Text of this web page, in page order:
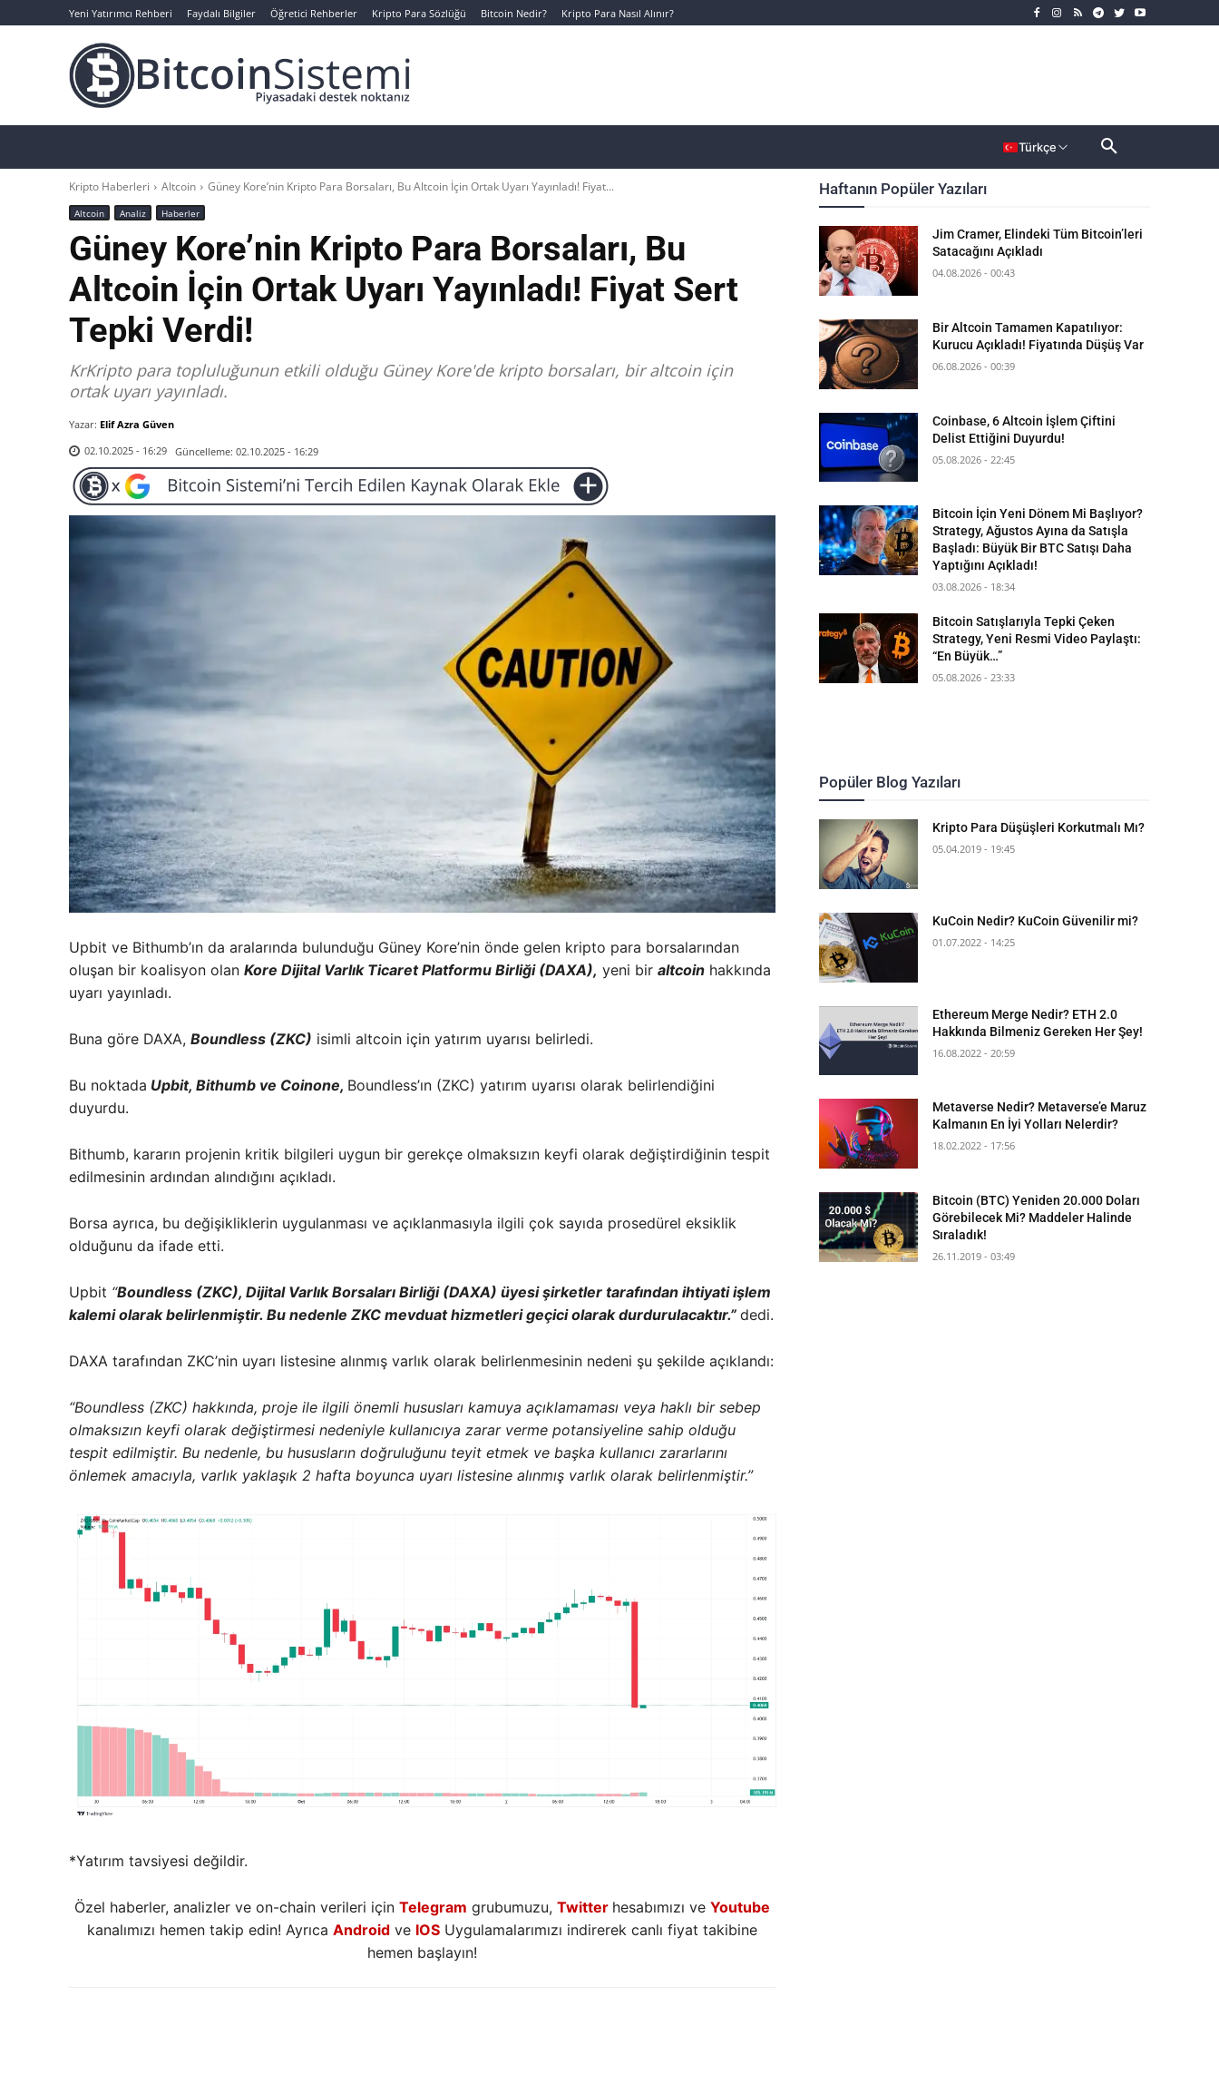
Yeni Yatırımcı Rehberi Faydalı Bilgiler Öğretici Rehberler Kripto Para Sözlüğü Bitcoin Nedir? Kripto Para Nasıl Alınır?
Türkçe
Kripto Haberleri Altcoin Güney Kore’nin Kripto Para Borsaları, Bu Altcoin İçin Ortak Uyarı Yayınladı! Fiyat...
Altcoin Analiz Haberler
Güney Kore’nin Kripto Para Borsaları, Bu
Altcoin İçin Ortak Uyarı Yayınladı! Fiyat Sert
Tepki Verdi!
KrKripto para topluluğunun etkili olduğu Güney Kore'de kripto borsaları, bir altcoin için
ortak uyarı yayınladı.
Yazar: Elif Azra Güven
02.10.2025 - 16:29 Güncelleme: 02.10.2025 - 16:29
Upbit ve Bithumb’ın da aralarında bulunduğu Güney Kore’nin önde gelen kripto para borsalarından
oluşan bir koalisyon olan Kore Dijital Varlık Ticaret Platformu Birliği (DAXA), yeni bir altcoin hakkında
uyarı yayınladı.
Buna göre DAXA, Boundless (ZKC) isimli altcoin için yatırım uyarısı belirledi.
Bu noktada Upbit, Bithumb ve Coinone, Boundless’ın (ZKC) yatırım uyarısı olarak belirlendiğini
duyurdu.
Bithumb, kararın projenin kritik bilgileri uygun bir gerekçe olmaksızın keyfi olarak değiştirdiğinin tespit
edilmesinin ardından alındığını açıkladı.
Borsa ayrıca, bu değişikliklerin uygulanması ve açıklanmasıyla ilgili çok sayıda prosedürel eksiklik
olduğunu da ifade etti.
Upbit “Boundless (ZKC), Dijital Varlık Borsaları Birliği (DAXA) üyesi şirketler tarafından ihtiyati işlem
kalemi olarak belirlenmiştir. Bu nedenle ZKC mevduat hizmetleri geçici olarak durdurulacaktır.” dedi.
DAXA tarafından ZKC’nin uyarı listesine alınmış varlık olarak belirlenmesinin nedeni şu şekilde açıklandı:
“Boundless (ZKC) hakkında, proje ile ilgili önemli hususları kamuya açıklamaması veya haklı bir sebep
olmaksızın keyfi olarak değiştirmesi nedeniyle kullanıcıya zarar verme potansiyeline sahip olduğu
tespit edilmiştir. Bu nedenle, bu hususların doğruluğunu teyit etmek ve başka kullanıcı zararlarını
önlemek amacıyla, varlık yaklaşık 2 hafta boyunca uyarı listesine alınmış varlık olarak belirlenmiştir.”
*Yatırım tavsiyesi değildir.
Özel haberler, analizler ve on-chain verileri için Telegram grubumuzu, Twitter hesabımızı ve Youtube
kanalımızı hemen takip edin! Ayrıca Androidve IOSUygulamalarımızı indirerek canlı fiyat takibine
hemen başlayın!
Haftanın Popüler Yazıları
Jim Cramer, Elindeki Tüm Bitcoin’leri
Satacağını Açıkladı
04.08.2026 - 00:43
Bir Altcoin Tamamen Kapatılıyor:
Kurucu Açıkladı! Fiyatında Düşüş Var
06.08.2026 - 00:39
Coinbase, 6 Altcoin İşlem Çiftini
Delist Ettiğini Duyurdu!
05.08.2026 - 22:45
Bitcoin İçin Yeni Dönem Mi Başlıyor?
Strategy, Ağustos Ayına da Satışla
Başladı: Büyük Bir BTC Satışı Daha
Yaptığını Açıkladı!
03.08.2026 - 18:34
Bitcoin Satışlarıyla Tepki Çeken
Strategy, Yeni Resmi Video Paylaştı:
“En Büyük…”
05.08.2026 - 23:33
Popüler Blog Yazıları
Kripto Para Düşüşleri Korkutmalı Mı?
05.04.2019 - 19:45
KuCoin Nedir? KuCoin Güvenilir mi?
01.07.2022 - 14:25
Ethereum Merge Nedir? ETH 2.0
Hakkında Bilmeniz Gereken Her Şey!
16.08.2022 - 20:59
Metaverse Nedir? Metaverse’e Maruz
Kalmanın En İyi Yolları Nelerdir?
18.02.2022 - 17:56
Bitcoin (BTC) Yeniden 20.000 Doları
Görebilecek Mi? Maddeler Halinde
Sıraladık!
26.11.2019 - 03:49